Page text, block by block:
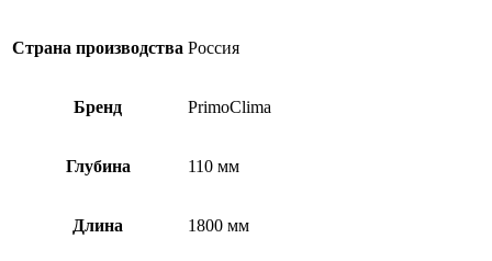
Страна производства Россия
Бренд PrimoClima
Глубина 110 мм
Длина 1800 мм